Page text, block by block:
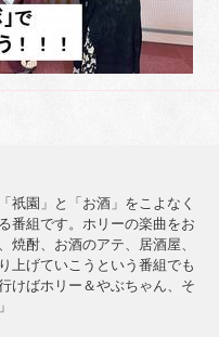
祇園」と「お酒」をこよなく
番組です。ホリーの楽曲をお
焼酎、お酒のアテ、居酒屋、
上げていこうという番組でも
けばホリー＆やぶちゃん、そ